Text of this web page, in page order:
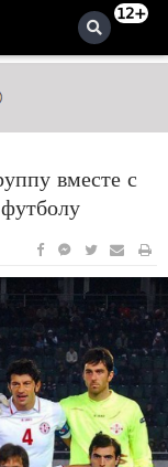
12+
вместе с